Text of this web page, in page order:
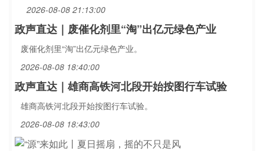
2026-08-08 21:13:00
政声直达｜废催化剂里“淘”出亿元绿色产业
废催化剂里“淘”出亿元绿色产业。
2026-08-08 18:40:00
政声直达｜雄商高铁河北段开始按图行车试验
雄商高铁河北段开始按图行车试验。
2026-08-08 18:43:00